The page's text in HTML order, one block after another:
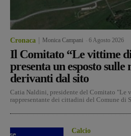
Cronaca Monica Campani 6 Agosto 2026
Il Comitato “Le vittime
presenta un esposto
derivanti dal sito
Catia Naldini, presidente del Comitato "Le
rappresentante dei cittadini del Comune di
Calcio